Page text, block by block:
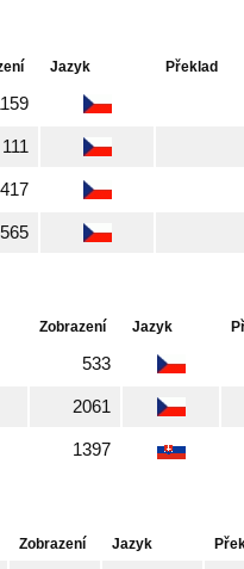
Jazyk Překlad
111
417
565
Zobrazení Jazyk
533
2061
1397
Zobrazení Jazyk